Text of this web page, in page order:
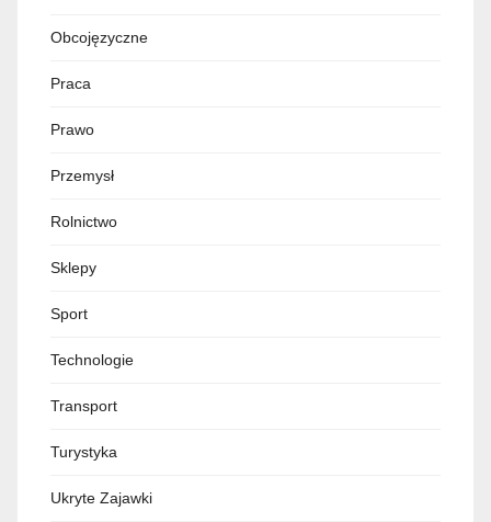
Obcojęzyczne
Praca
Prawo
Przemysł
Rolnictwo
Sklepy
Sport
Technologie
Transport
Turystyka
Ukryte Zajawki